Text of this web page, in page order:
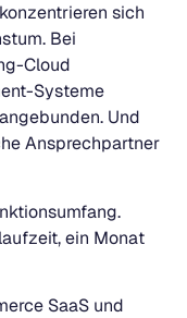
sich
Bei
Cloud
Systeme
Und
Ansprechpartner
ein Monat
SaaS und